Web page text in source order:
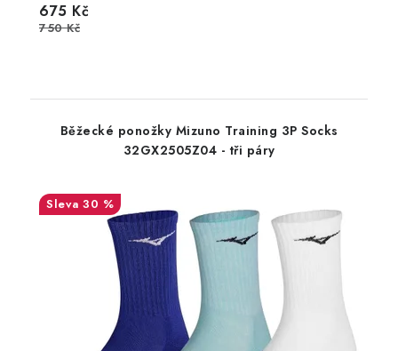
675 Kč
750 Kč
Běžecké ponožky Mizuno Training 3P Socks
32GX2505Z04 - tři páry
30 %